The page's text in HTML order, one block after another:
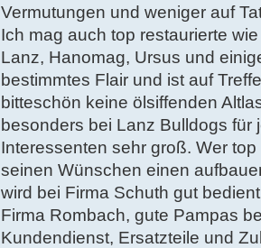
Vermutungen und weniger auf
Ich mag auch top restaurierte
Lanz, Hanomag, Ursus und
bestimmtes Flair und ist auf
bitteschön keine ölsiffenden
besonders bei Lanz Bulldogs für
Interessenten sehr groß. Wer
seinen Wünschen einen
wird bei Firma Schuth gut
Firma Rombach, gute Pampas
Kundendienst, Ersatzteile und